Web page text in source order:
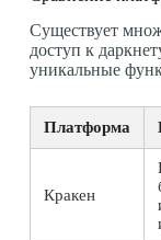
Существует
доступ к
уникальные
Платформа
Кракен